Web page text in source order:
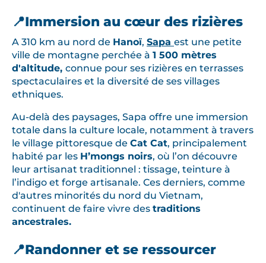
📍Immersion au cœur des rizières
A 310 km au nord de Hanoï, Sapa est une petite
ville de montagne perchée à 1 500 mètres
d'altitude, connue pour ses rizières en terrasses
spectaculaires et la diversité de ses villages
ethniques.
Au-delà des paysages, Sapa offre une immersion
totale dans la culture locale, notamment à travers
le village pittoresque de Cat Cat, principalement
habité par les H’mongs noirs, où l’on découvre
leur artisanat traditionnel : tissage, teinture à
l’indigo et forge artisanale. Ces derniers, comme
d'autres minorités du nord du Vietnam,
continuent de faire vivre des traditions
ancestrales.
📍Randonner et se ressourcer